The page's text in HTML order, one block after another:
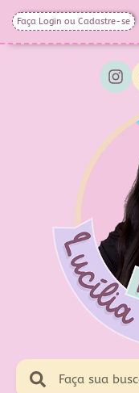
Faça Login ou Cadastre-se